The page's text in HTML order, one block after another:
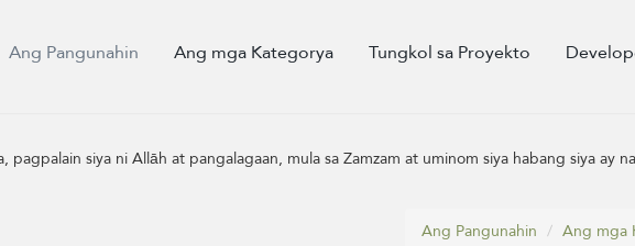
Ang Pangunahin Ang mga Kategorya Tungkol sa Proyekto
pagpalain siya ni Allāh at pangalagaan, mula sa Zamzam at uminom siya habang siya ay
Ang Pangunahin Ang mga